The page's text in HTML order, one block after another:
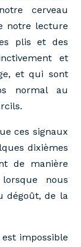
cerveau
notre lecture
plis et des
et
et qui sont
normal au
ces signaux
dixièmes
de manière
nous
dégoût, de la
impossible